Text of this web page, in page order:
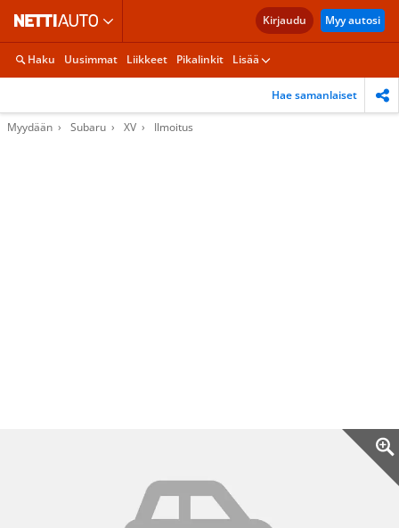
Kirjaudu Myy autosi
Haku Uusimmat Liikkeet Pikalinkit Lisää
Hae samanlaiset
Myydään Subaru XV Ilmoitus